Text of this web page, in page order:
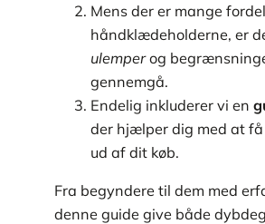
Mens der er mange
håndklædeholderne, er
ulemperog
gennemgå.
Endelig inkluderer vi en
der hjælper dig med at
ud af dit køb.
Fra begyndere til dem med
denne guide give både